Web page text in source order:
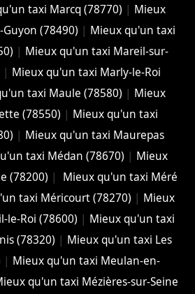
taxi Marcq (78770) | Mieux
(78490) | Mieux qu'un taxi
| Mieux qu'un taxi Mareil-sur-
| Mieux qu'un taxi Marly-le-Roi
taxi Maule (78580) | Mieux
(78550) | Mieux qu'un taxi
| Mieux qu'un taxi Maurepas
taxi Médan (78670) | Mieux
(78200) |
Mieux qu'un taxi Méré
taxi Méricourt (78270) | Mieux
le-Roi (78600) | Mieux qu'un taxi
(78320) | Mieux qu'un taxi Les
| Mieux qu'un taxi Meulan-en-
qu'un taxi Mézières-sur-Seine